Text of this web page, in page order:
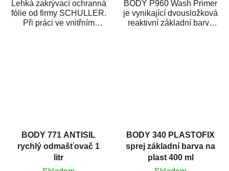
Lehká zakrývací ochranná
fólie od firmy SCHULLER.
Při práci ve vnitřním
BODY P960 Wash Primer
je vynikající dvousložková
reaktivní základní barva
BODY 771 ANTISIL
rychlý odmašťovač 1
litr
BODY 340 PLASTOFIX
sprej základní barva na
plast 400 ml